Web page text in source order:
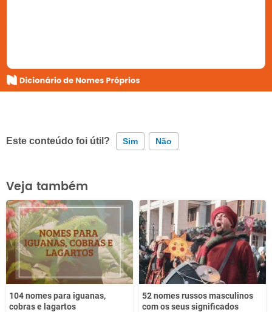
Este conteúdo foi útil? Sim Não
Este conteúdo contém informação incorreta
Este conteúdo não tem a informação que procuro
Outro
Veja também
104 nomes para iguanas,
cobras e lagartos
52 nomes russos masculinos
com os seus significados